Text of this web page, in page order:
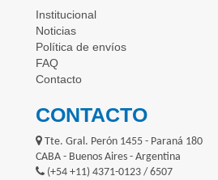
Institucional
Noticias
Política de envíos
FAQ
Contacto
CONTACTO
Tte. Gral. Perón 1455 - Paraná 180
CABA - Buenos Aires - Argentina
(+54 +11) 4371-0123 / 6507